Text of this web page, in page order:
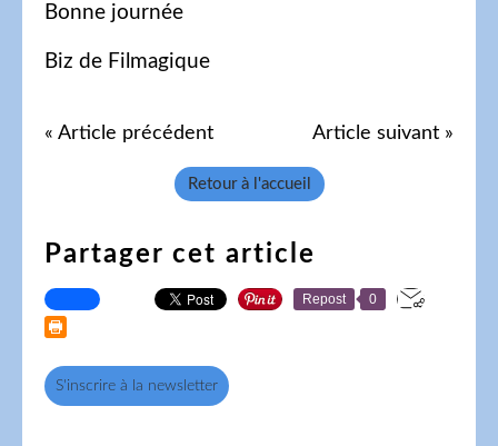
Bonne journée
Biz de Filmagique
« Article précédent Article suivant »
Retour à l'accueil
Partager cet article
Repost 0
S'inscrire à la newsletter